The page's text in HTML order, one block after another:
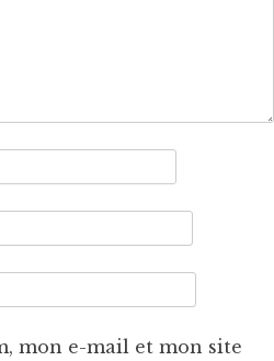
mon e-mail et mon site